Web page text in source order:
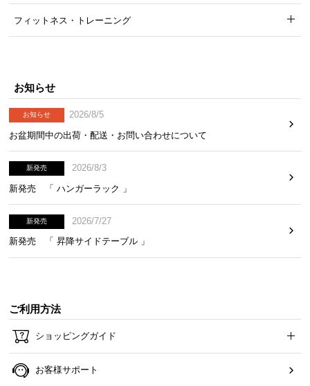
ソファ時 1750㎜ 730㎜ 720㎜
ベッド時 1750㎜
充実のアフターサービス
商品のお届けから、ご購入後のアフターサービスま
で、トータルでご満足頂けるように努めています。
フィットネス・トレーニング
お知らせ
お知らせ
2026/8/5
お盆期間中の出荷・配送・お問い合わせについて
新発売
2026/8/3
新発売 「 ハンガーラック 」
新発売
2026/7/27
新発売 「 昇降サイドテーブル 」
ご利用方法
ショッピングガイド
お客様サポート